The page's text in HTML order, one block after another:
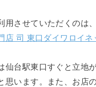
用させていただくのは
店 司 東口ダイワロイネ
仙台駅東口すぐと立地
思います。また、お店